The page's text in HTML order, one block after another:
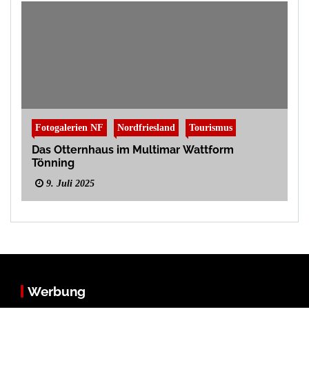
Fotogalerien NF Nordfriesland Tourismus
Das Otternhaus im Multimar Wattform
Tönning
9. Juli 2025
Werbung